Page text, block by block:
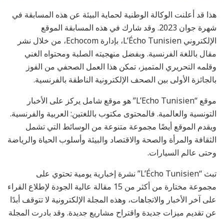
هذا قد أعلنت الوكالة الوطنية لحماية البيئة عن هذه المسابقة في
شهرة جوان 2023. وقد شارك في هذه المسابقة الموقع
الإلكتروني L’Écho Tunisien، بإدارة Echocom، من خلال نشر
مقال باللغة الفرنسية. وبفضل منهجيته الصلبة ومحتواه الغني
وقلمه التحريري المتميز، تمكن هذا العمل الصحفي من الفوز
بالجائزة الأولى بين الصحف الإلكترونية الناطقة بالفرنسية.
موقع “L’Echo Tunisien” هو موقع شامل يركز على الأخبار
التونسية والعالمية. فالمحتوى مكتوب باللغتين: العربية والفرنسية.
ويقدم الموقع أيضًا مجموعة متنوعة من الوسائط التي تشمل
الثقافة والمرأة والصحة والاقتصاد والبيئة وأسلوب الحياة والرياضة
وحتى عالم السيارات.
تبث “L’Écho Tunisien” نشرة إخبارية يومية تحتوي على
مجموعة مختارة من أكثر من 15 مقالة عالية الجودة لإطلاع القراء
على آخر الأخبار والاتجاهات، وهذه المجلة الإلكترونية لا تتوقف أبدًا
عن تقديم ميزات جديدة واقتراح مشاريع جديدة. وقد بادرت المجلة